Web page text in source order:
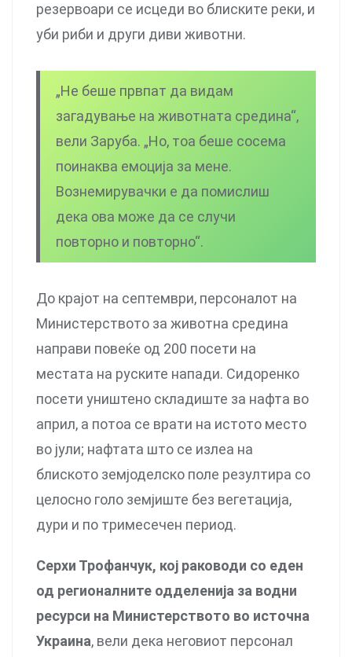
резервоари се исцеди во блиските реки, и
уби риби и други диви животни.
„Не беше првпат да видам
загадување на животната средина“,
вели Заруба. „Но, тоа беше сосема
поинаква емоција за мене.
Вознемирувачки е да помислиш
дека ова може да се случи
повторно и повторно“.
До крајот на септември, персоналот на
Министерството за животна средина
направи повеќе од 200 посети на
местата на руските напади. Сидоренко
посети уништено складиште за нафта во
април, а потоа се врати на истото место
во јули; нафтата што се излеа на
блиското земјоделско поле резултира со
целосно голо земјиште без вегетација,
дури и по тримесечен период.
Серхи Трофанчук, кој раководи со еден
од регионалните одделенија за водни
ресурси на Министерството во источна
Украина, вели дека неговиот персонал